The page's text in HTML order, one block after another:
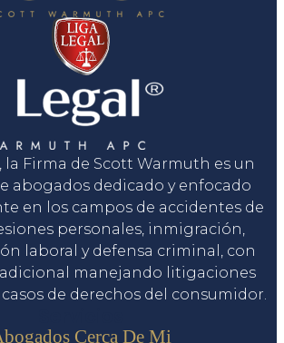
la Firma de Scott Warmuth es un
abogados dedicado y enfocado
en los campos de accidentes de
personales, inmigración,
laboral y defensa criminal, con
manejando litigaciones
de derechos del consumidor.
Cerca De Mi